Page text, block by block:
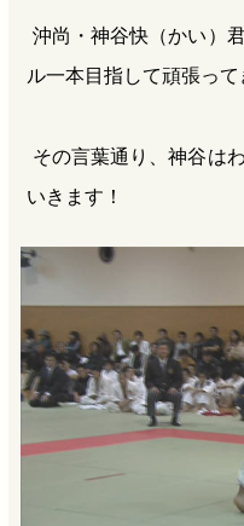
沖尚・神谷快（かい）
ル一本目指して頑張って
その言葉通り、神谷は
いきます！